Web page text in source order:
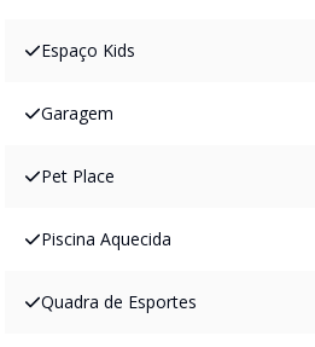
Espaço Kids
Garagem
Pet Place
Piscina Aquecida
Quadra de Esportes